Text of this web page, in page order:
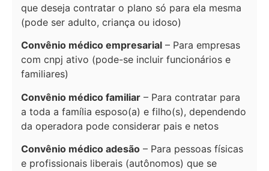
que deseja contratar o plano só para ela mesma
(pode ser adulto, criança ou idoso)
Convênio médico empresarial – Para empresas
com cnpj ativo (pode-se incluir funcionários e
familiares)
Convênio médico familiar – Para contratar para
a toda a família esposo(a) e filho(s), dependendo
da operadora pode considerar pais e netos
Convênio médico adesão – Para pessoas físicas
e profissionais liberais (autônomos) que se